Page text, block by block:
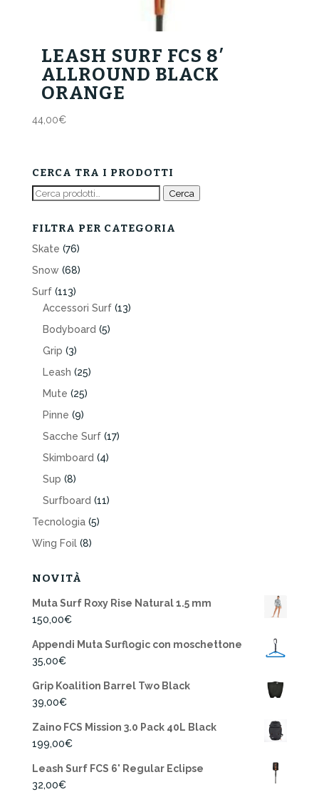
LEASH SURF FCS 8′
ALLROUND BLACK
ORANGE
44,00€
CERCA TRA I PRODOTTI
Cerca: Cerca
FILTRA PER CATEGORIA
Skate (76)
Snow (68)
Surf (113)
Accessori Surf (13)
Bodyboard (5)
Grip (3)
Leash (25)
Mute (25)
Pinne (9)
Sacche Surf (17)
Skimboard (4)
Sup (8)
Surfboard (11)
Tecnologia (5)
Wing Foil (8)
NOVITÀ
Muta Surf Roxy Rise Natural 1.5 mm
150,00€
Appendi Muta Surflogic con moschettone
35,00€
Grip Koalition Barrel Two Black
39,00€
Zaino FCS Mission 3.0 Pack 40L Black
199,00€
Leash Surf FCS 6' Regular Eclipse
32,00€